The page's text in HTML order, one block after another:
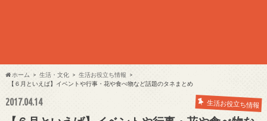
ホーム 生活・文化
生活お役立ち情報
【６月といえば】イベントや行事・花や食べ物など話題のタネまとめ
2017.04.14 生活お役立ち情報